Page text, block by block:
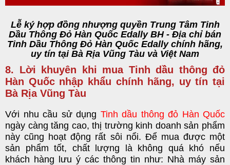
Lễ ký hợp đồng nhượng quyền Trung Tâm Tinh
Dầu Thông Đỏ Hàn Quốc Edally BH - Địa chỉ bán
Tinh Dầu Thông Đỏ Hàn Quốc Edally chính hãng,
uy tín tại Bà Rịa Vũng Tàu và Việt Nam
8. Lời khuyên khi mua Tinh dầu thông đỏ
Hàn Quốc nhập khẩu chính hãng, uy tín tại
Bà Rịa Vũng Tàu
Với nhu cầu sử dụng Tinh dầu thông đỏ Hàn Quốc
ngày càng tăng cao, thị trường kinh doanh sản phẩm
này cũng hoạt động rất sôi nổi. Để mua được một
sản phẩm tốt, chất lượng là không quá khó nếu
khách hàng lưu ý các thông tin như: Nhà máy sản